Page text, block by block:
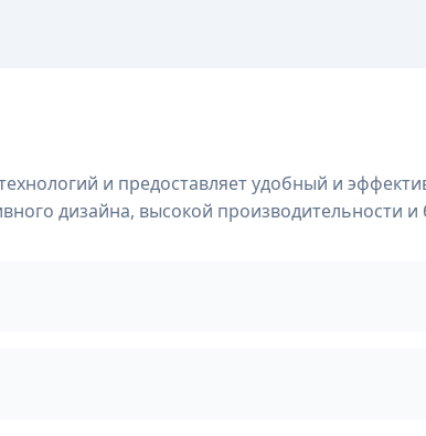
и предоставляет удобный и
дизайна, высокой производительности и